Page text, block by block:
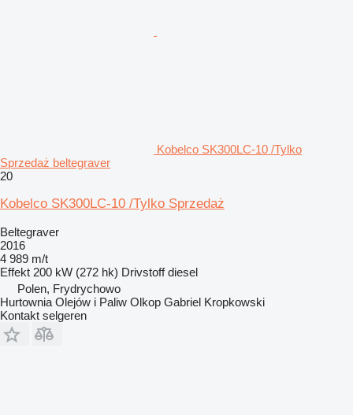
Kobelco SK300LC-10 /Tylko
Sprzedaż beltegraver
20
Kobelco SK300LC-10 /Tylko Sprzedaż
Beltegraver
2016
4 989 m/t
Effekt 200 kW (272 hk) Drivstoff diesel
Polen, Frydrychowo
Hurtownia Olejów i Paliw Olkop Gabriel Kropkowski
Kontakt selgeren